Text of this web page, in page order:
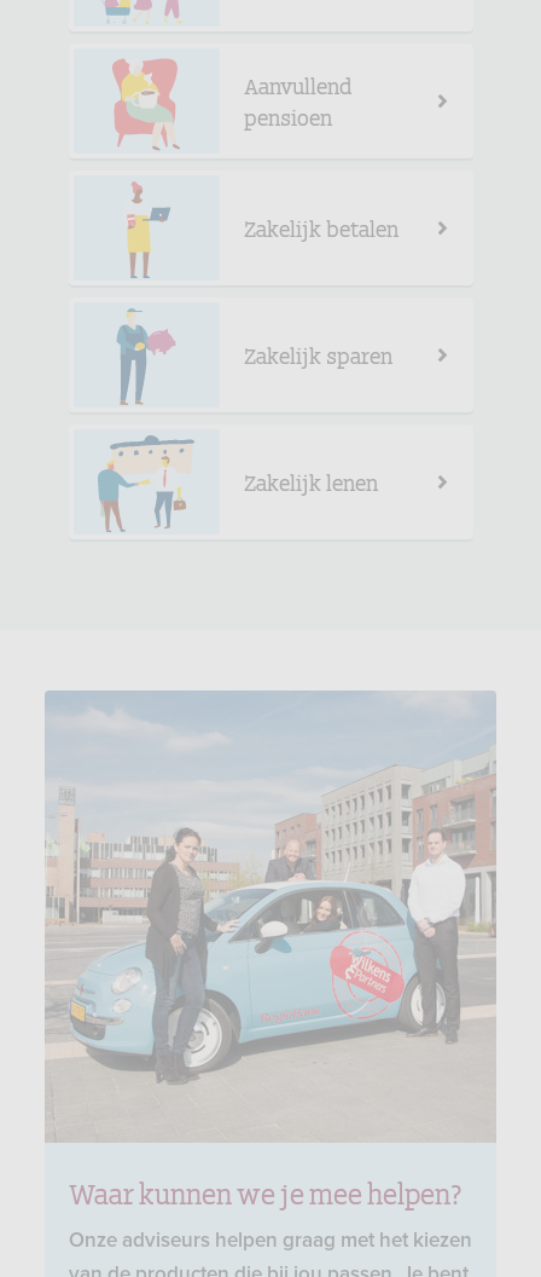
Aanvullend
pensioen
Zakelijk betalen
Zakelijk sparen
Zakelijk lenen
Waar kunnen we je mee helpen?
Onze adviseurs helpen graag met het kiezen